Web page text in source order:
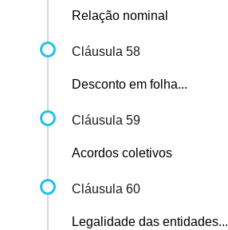
Relação nominal
Cláusula 58
Desconto em folha...
Cláusula 59
Acordos coletivos
Cláusula 60
Legalidade das entidades...